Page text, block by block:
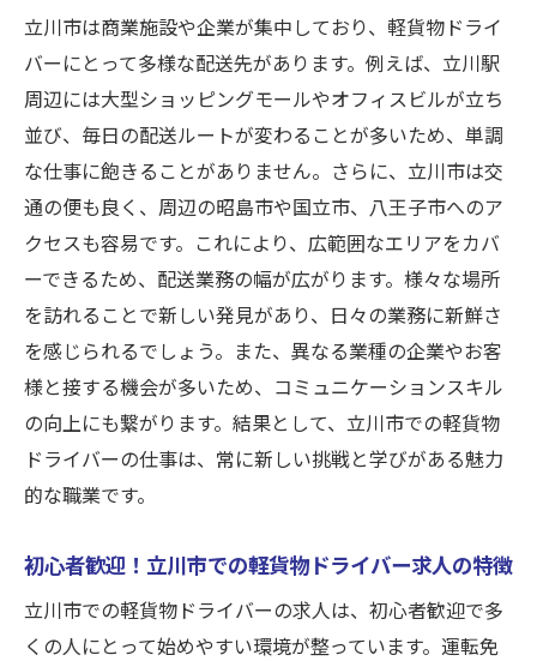
イバ―の仕事
合同会社I.W-WORKSの求人が提供するサポー
ト体制
立川市での軽貨物ドライバー求人の探し方
立川市での軽貨物ドライバー求人の詳細とその
魅力に迫る
立川市での軽貨物ドライバー求人の具体的
な内容
交通の便が良い立川市での軽貨物ドライバ
ーのメリット
多様な配送先がある立川市での仕事の魅力
初心者歓迎の求人が多い立川市の特徴
リース車両を利用する際の注意点とメリッ
合同会社I.W-WORKSの求人の詳細とサポート
内容
初心者歓迎！立川市で軽貨物ドライバーとして
立川市は商業施設や企業が集中しており、軽貨物ドライ
バーにとって多様な配送先があります。例えば、立川駅
周辺には大型ショッピングモールやオフィスビルが立ち
並び、毎日の配送ルートが変わることが多いため、単調
な仕事に飽きることがありません。さらに、立川市は交
通の便も良く、周辺の昭島市や国立市、八王子市へのア
クセスも容易です。これにより、広範囲なエリアをカバ
ーできるため、配送業務の幅が広がります。様々な場所
を訪れることで新しい発見があり、日々の業務に新鮮さ
を感じられるでしょう。また、異なる業種の企業やお客
様と接する機会が多いため、コミュニケーションスキル
の向上にも繋がります。結果として、立川市での軽貨物
ドライバーの仕事は、常に新しい挑戦と学びがある魅力
的な職業です。
初心者歓迎！立川市での軽貨物ドライバー求人の特徴
立川市での軽貨物ドライバーの求人は、初心者歓迎で多
くの人にとって始めやすい環境が整っています。運転免